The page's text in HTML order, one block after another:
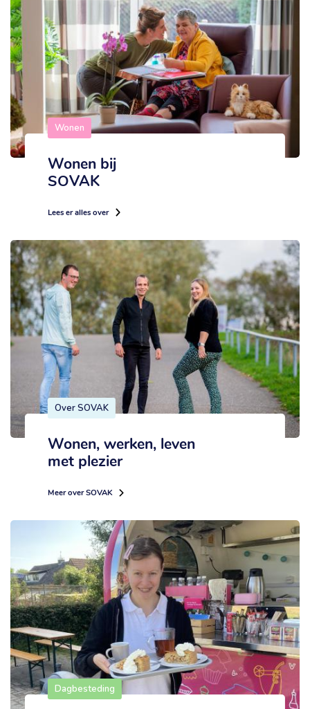
Wonen
Wonen bij
SOVAK
Lees er alles over
Over SOVAK
Wonen, werken, leven
met plezier
Meer over SOVAK
Dagbesteding